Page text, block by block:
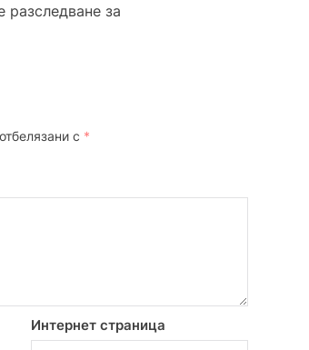
разследване за
с *
Интернет страница